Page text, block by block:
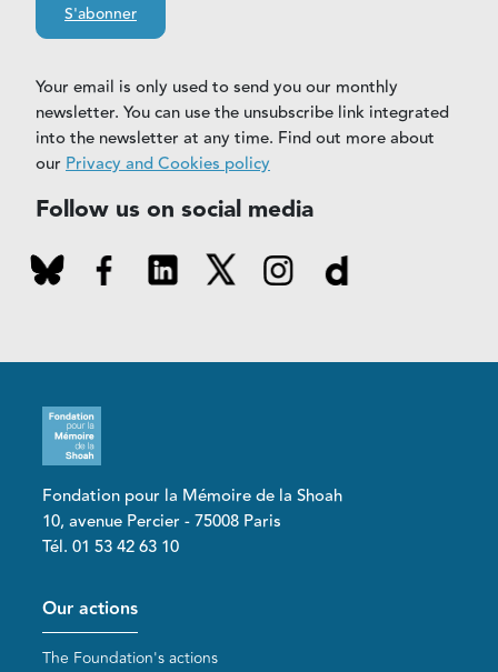
S'abonner
Your email is only used to send you our monthly
newsletter. You can use the unsubscribe link integrated
into the newsletter at any time. Find out more about
our Privacy and Cookies policy
Follow us on social media
Fondation pour la Mémoire de la Shoah
10, avenue Percier - 75008 Paris
Tél. 01 53 42 63 10
Pied de page
Our actions
The Foundation's actions